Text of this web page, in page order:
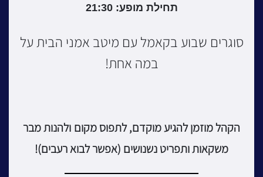
תחילת מופע: 21:30
סוגרים שבוע בקאמל עם מיטב אמני הבית על
במה אחת!
הקהל מוזמן להגיע מוקדם, לתפוס מקום ולהנות מבר
משקאות ותפריט נשנושים (אפשר לבוא רעבים)!